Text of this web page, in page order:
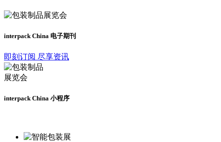
interpack China 电子期刊
即刻订阅 尽享资讯
interpack China 小程序